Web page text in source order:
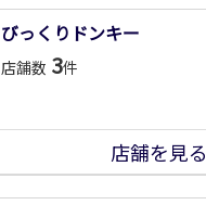
びっくりドンキー
店舗数 3件
店舗を見る